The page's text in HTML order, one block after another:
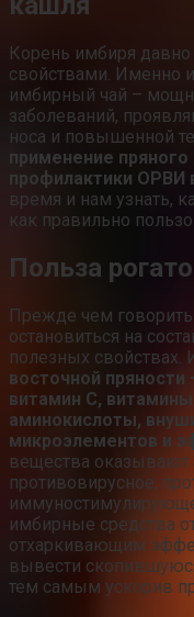
Корень имбиря
свойствами. Именно
имбирный чай –
заболеваний,
носа и повышенной
применение
профилактики ОРВИ
время и нам узнать,
как правильно
Польза
Прежде чем
остановиться на
полезных свойствах.
восточной
витамин С,
аминокислоты,
микроэлементов и
вещества оказывают
противовирусное,
имбирные средства
отхаркивающим
вывести
тем самым ускорив